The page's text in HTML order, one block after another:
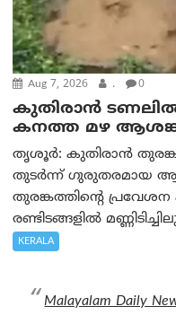
Aug 7, 2026 . 0
കുതിരാൻ ടണലിൽ
കനത്ത മഴ
തൃശൂർ: കുതിരാൻ
തുടർന്ന് ഗുരുതരമായ
തുരങ്കത്തിന്റെ
രണ്ടിടങ്ങളിൽ
KERALA
Malayalam Daily